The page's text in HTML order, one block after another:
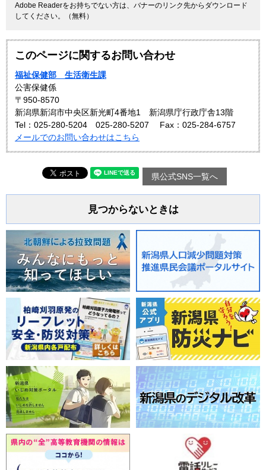
Adobe Readerをお持ちでない方は、バナーのリンク先からダウンロード
してください。（無料）
このページに関するお問い合わせ
福祉保健部 生活衛生課
公害保健係
〒950-8570
新潟県新潟市中央区新光町4番地1 新潟県庁行政庁舎13階
Tel：025-280-5204 025-280-5207
Fax：025-284-6757
メールでのお問い合わせはこちら
県公式SNS一覧へ
見つからないときは